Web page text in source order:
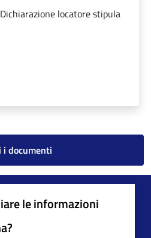
locatore stipula
i documenti
le informazioni